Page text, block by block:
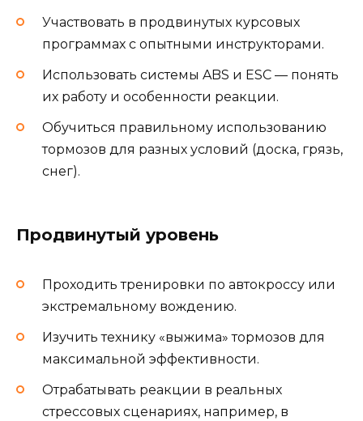
Участвовать в продвинутых курсовых
программах с опытными инструкторами.
Использовать системы ABS и ESC — понять
их работу и особенности реакции.
Обучиться правильному использованию
тормозов для разных условий (доска, грязь,
снег).
Продвинутый уровень
Проходить тренировки по автокроссу или
экстремальному вождению.
Изучить технику «выжима» тормозов для
максимальной эффективности.
Отрабатывать реакции в реальных
стрессовых сценариях, например, в